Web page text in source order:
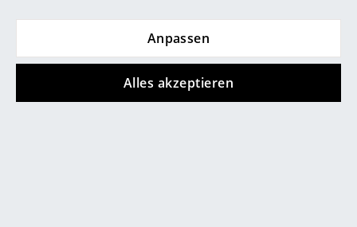
Anpassen
Alles akzeptieren
Einzelbetten